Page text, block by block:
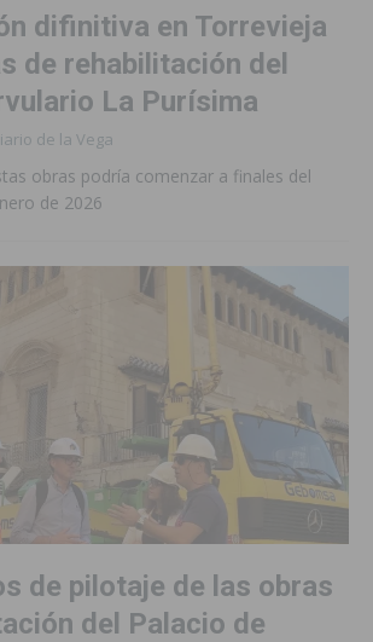
difinitiva en Torrevieja
de rehabilitación del
La Purísima
de la Vega
obras podría comenzar a finales del
de 2026
de pilotaje de las obras
del Palacio de